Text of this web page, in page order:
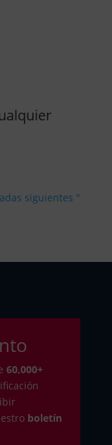
siguientes "
60,000+
boletín